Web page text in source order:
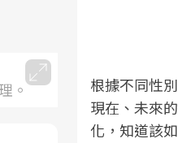
。
在快速
一站式
」出
根據不同性
現在、未來
化，知道該